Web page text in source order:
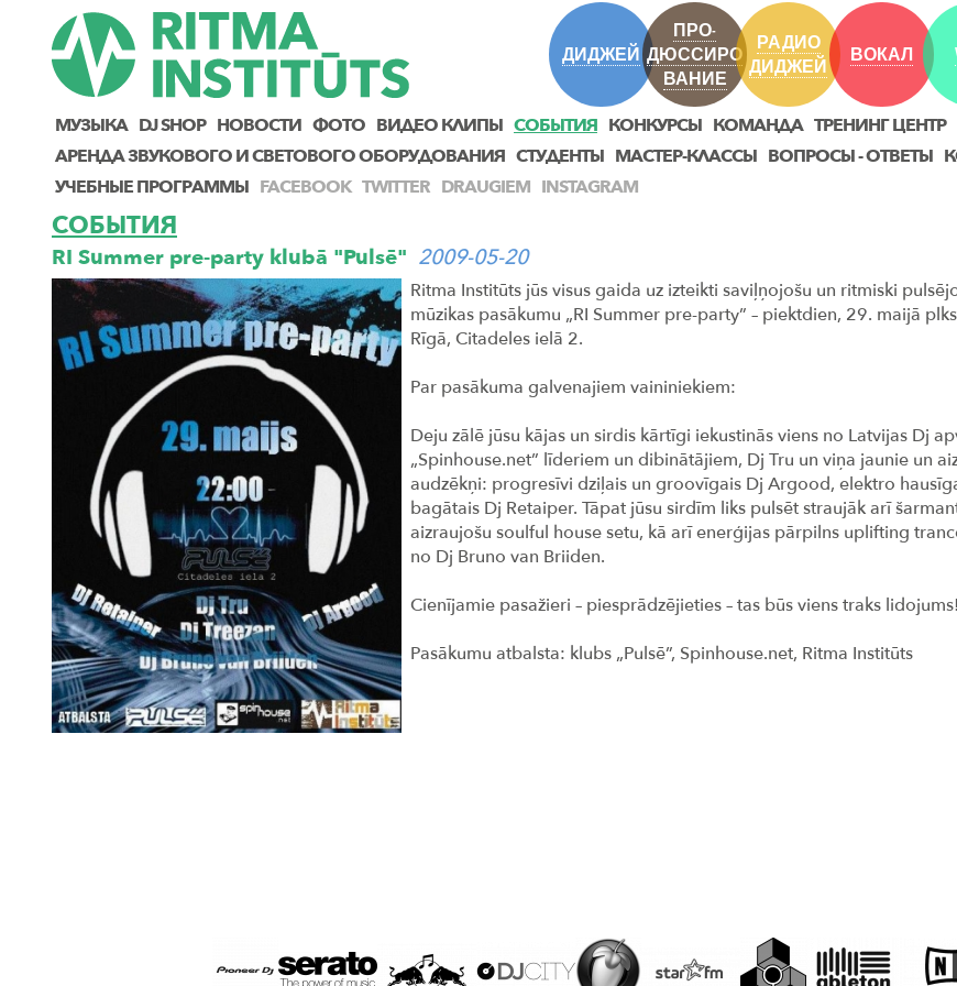
ДИДЖЕЙ
ПРО-
ДЮССИРО
ВАНИЕ
РАДИО
ДИДЖЕЙ
ВОКАЛ
МУЗЫКА DJ SHOP НОВОСТИ ФОТО ВИДЕО КЛИПЫ СОБЫТИЯ КОНКУРСЫ КОМАНДА ТРЕНИНГ ЦЕНТР
AРЕНДА ЗВУКОВОГО И СВЕТОВОГО ОБОРУДОВАНИЯ СТУДЕНТЫ МАСТЕР-КЛАССЫ ВОПРОСЫ - ОТВЕТЫ
УЧЕБНЫЕ ПРОГРАММЫ FACEBOOK TWITTER DRAUGIEM INSTAGRAM
СОБЫТИЯ
RI Summer pre-party klubā "Pulsē" 2009-05-20
Ritma Institūts jūs visus gaida uz izteikti saviļņojošu un ritmiski
mūzikas pasākumu „RI Summer pre-party” – piektdien, 29. maijā
Rīgā, Citadeles ielā 2.
Par pasākuma galvenajiem vaininiekiem:
Deju zālē jūsu kājas un sirdis kārtīgi iekustinās viens no Latvijas Dj
„Spinhouse.net” līderiem un dibinātājiem, Dj Tru un viņa jaunie un
audzēkņi: progresīvi dziļais un groovīgais Dj Argood, elektro
bagātais Dj Retaiper. Tāpat jūsu sirdīm liks pulsēt straujāk arī
aizraujošu soulful house setu, kā arī enerģijas pārpilns uplifting
no Dj Bruno van Briiden.
Cienījamie pasažieri – piesprādzējieties – tas būs viens traks
Pasākumu atbalsta: klubs „Pulsē”, Spinhouse.net, Ritma Institūts